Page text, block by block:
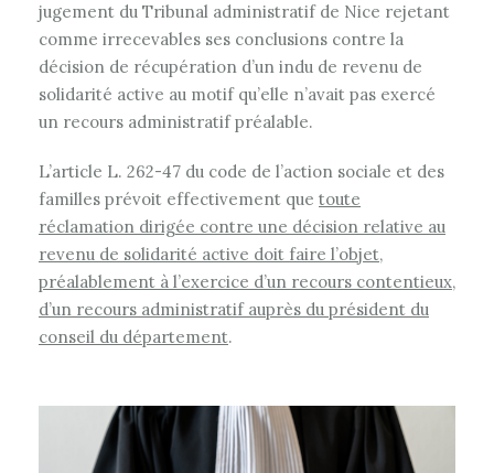
jugement du Tribunal administratif de Nice rejetant
comme irrecevables ses conclusions contre la
décision de récupération d’un indu de revenu de
solidarité active au motif qu’elle n’avait pas exercé
un recours administratif préalable.
L’article L. 262-47 du code de l’action sociale et des
familles prévoit effectivement que toute
réclamation dirigée contre une décision relative au
revenu de solidarité active doit faire l’objet,
préalablement à l’exercice d’un recours contentieux,
d’un recours administratif auprès du président du
conseil du département.